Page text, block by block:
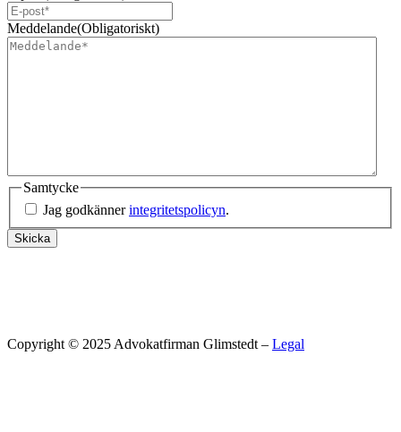
Meddelande(Obligatoriskt)
Samtycke
Jag godkännerintegritetspolicyn.
Skicka
Copyright © 2025 Advokatfirman Glimstedt – Legal